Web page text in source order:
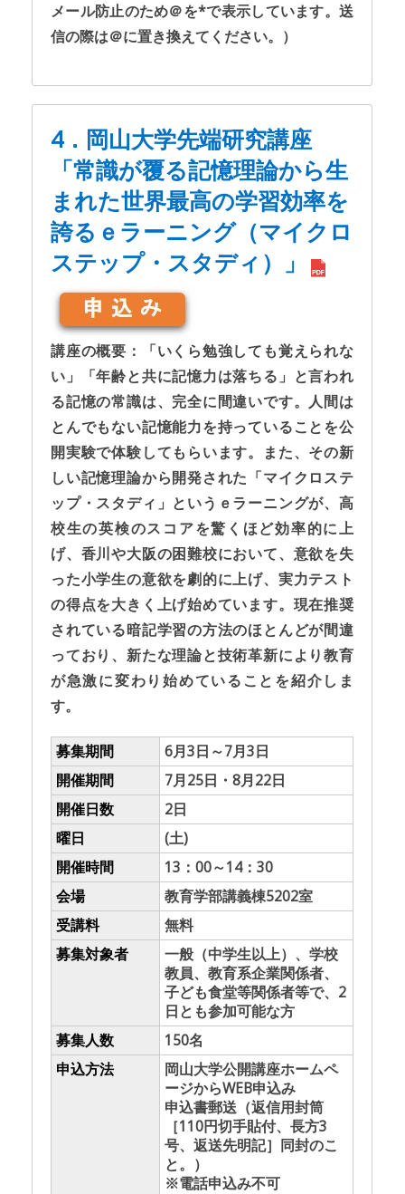
メール防止のため＠を*で表示しています。送
信の際は＠に置き換えてください。）
4．岡山大学先端研究講座
「常識が覆る記憶理論から生
まれた世界最高の学習効率を
誇るｅラーニング（マイクロ
ステップ・スタディ）」
講座の概要：「いくら勉強しても覚えられな
い」「年齢と共に記憶力は落ちる」と言われ
る記憶の常識は、完全に間違いです。人間は
とんでもない記憶能力を持っていることを公
開実験で体験してもらいます。また、その新
しい記憶理論から開発された「マイクロステ
ップ・スタディ」というｅラーニングが、高
校生の英検のスコアを驚くほど効率的に上
げ、香川や大阪の困難校において、意欲を失
った小学生の意欲を劇的に上げ、実力テスト
の得点を大きく上げ始めています。現在推奨
されている暗記学習の方法のほとんどが間違
っており、新たな理論と技術革新により教育
が急激に変わり始めていることを紹介しま
す。
募集期間
6月3日～7月3日
開催期間
7月25日・8月22日
開催日数
2日
曜日
(土)
開催時間
13：00～14：30
会場
教育学部講義棟5202室
受講料
無料
募集対象者
一般（中学生以上）、学校
教員、教育系企業関係者、
子ども食堂等関係者等で、2
日とも参加可能な方
募集人数
150名
申込方法
岡山大学公開講座ホームペ
ージからWEB申込み
申込書郵送（返信用封筒
［110円切手貼付、長方3
号、返送先明記］同封のこ
と。）
※電話申込み不可